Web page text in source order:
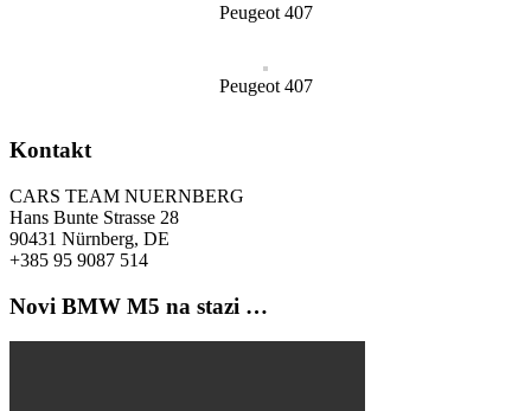
Peugeot 407
Peugeot 407
Kontakt
CARS TEAM NUERNBERG
Hans Bunte Strasse 28
90431 Nürnberg, DE
+385 95 9087 514
Novi BMW M5 na stazi …